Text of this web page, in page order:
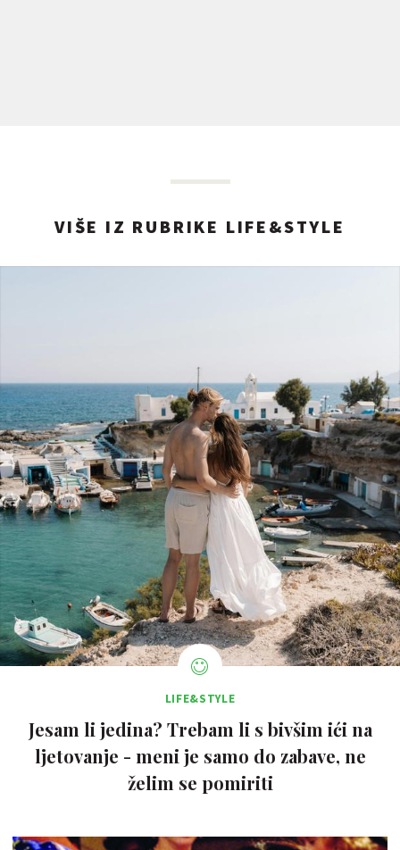
VIŠE IZ RUBRIKE LIFE&STYLE
LIFE&STYLE
Jesam li jedina? Trebam li s bivšim ići na
ljetovanje - meni je samo do zabave, ne
želim se pomiriti